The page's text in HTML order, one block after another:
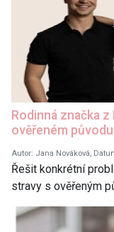
Rodinná značka
ověřeném
Autor: Jana Nováková,
Řešit konkrétní
stravy s ověřeným